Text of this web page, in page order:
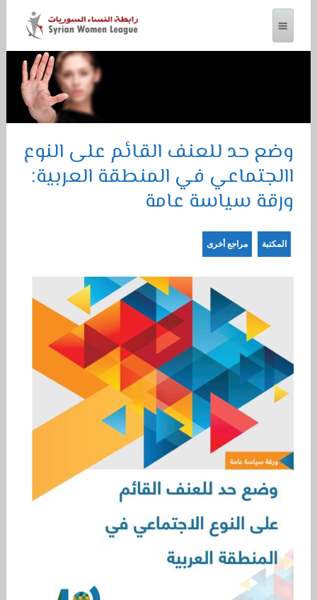
وضع حد للعنف القائم على النوع
االجتماعي في المنطقة العربية:
ورقة سياسة عامة
المكتبة مراجع أخرى